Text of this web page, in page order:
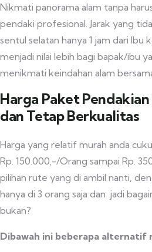
Nikmati panorama alam tanpa
pendaki profesional. Jarak yang
sentul selatan hanya 1 jam dari Ibu
menjadi nilai lebih bagi bapak/ibu
menikmati keindahan alam
Harga Paket
dan Tetap Berkualitas
Harga yang relatif murah anda
Rp. 150.000,-/Orang sampai Rp.
pilihan rute yang di ambil nanti,
hanya di 3 orang saja dan jadi
bukan?
Dibawah ini beberapa alternatif